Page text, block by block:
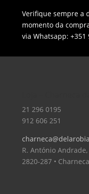
Verifique sempre a
momento da
via Whatsapp: +351
21 296 0195
912 606 251
R. António Andrade,
2820-287 •